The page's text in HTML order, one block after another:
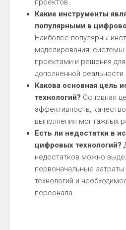
проектов.
Какие инструменты
популярными в
Наиболее популярны
моделирования, системы
проектами и решения для
дополненной реальности.
Какова основная цель
технологий? Основная
эффективность,
выполнения монтажных
Есть ли недостатки в
цифровых технологий?
недостатков можно
первоначальные
технологий и
персонала.